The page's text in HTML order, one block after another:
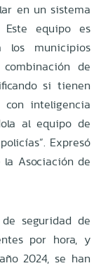
en un sistema
equipo es
los municipios
de
si tienen
inteligencia
al equipo de
Expresó
la Asociación de
seguridad de
por hora, y
2024, se han